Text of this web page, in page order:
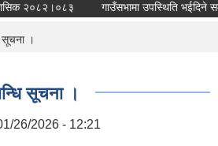
२०८२।०८३ गाउँसभामा उपस्थिति भईदिने
सूचना ।
सूचना ।
26/2026 - 12:21